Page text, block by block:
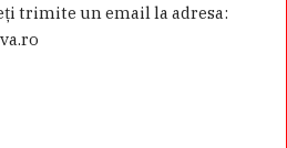
trimite un email la adresa: